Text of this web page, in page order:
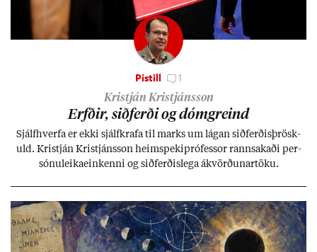
Pistill 1
Kristján Kristjánsson
Erfð­ir, sið­ferði og dómgreind
Sjálf­hverfa er ekki sjálf­krafa til marks um lág­an sið­ferð­is­þrösk­
uld. Kristján Kristjáns­son heim­speki­pró­fess­or rann­sak­aði per­
sónu­leika­ein­kenni og sið­ferð­is­lega ákvörð­un­ar­töku.